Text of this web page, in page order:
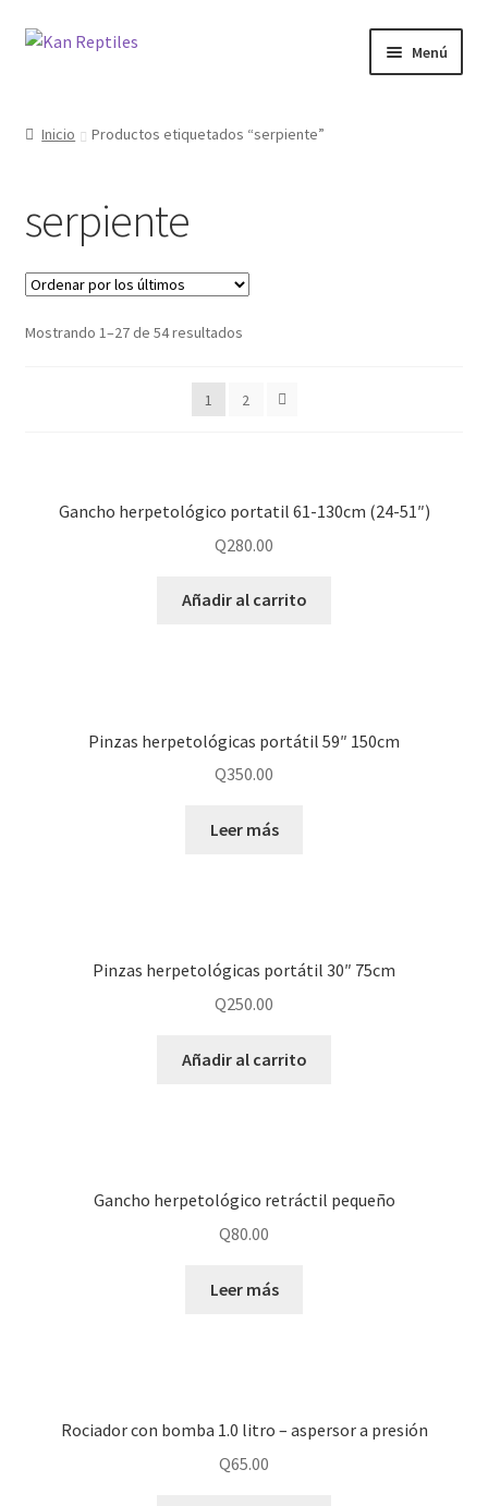
Ir
Ir
Menú
Blog
Inicio Productos etiquetados “serpiente”
serpiente
Mostrando 1–27 de 54 resultados
1 2
Gancho herpetológico portatil 61-130cm (24-51″)
Q280.00
Añadir al carrito
Pinzas herpetológicas portátil 59″ 150cm
Q350.00
Leer más
Pinzas herpetológicas portátil 30″ 75cm
Q250.00
Añadir al carrito
Gancho herpetológico retráctil pequeño
Q80.00
Leer más
Rociador con bomba 1.0 litro – aspersor a presión
Q65.00